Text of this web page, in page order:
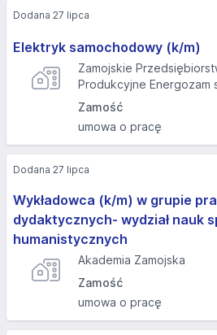
Elektryk samochodowy (k/m)
Zamojskie
Produkcyjne Energozam
Zamość
umowa o pracę
Dodana 27 lipca
Wykładowca (k/m) w grupie
dydaktycznych- wydział nauk
humanistycznych
Akademia Zamojska
Zamość
umowa o pracę
Dodana 27 lipca